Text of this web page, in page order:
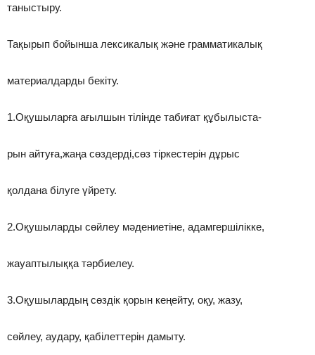
таныстыру.
Тақырып бойынша лексикалық және грамматикалық
материалдарды бекіту.
1.Оқушыларға ағылшын тілінде табиғат құбылыста-
рын айтуға,жаңа сөздерді,сөз тіркестерін дұрыс
қолдана білуге үйрету.
2.Оқушыларды сөйлеу мәдениетіне, адамгершілікке,
жауаптылыққа тәрбиелеу.
3.Оқушылардың сөздік қорын кеңейту, оқу, жазу,
сөйлеу, аудару, қабілеттерін дамыту.